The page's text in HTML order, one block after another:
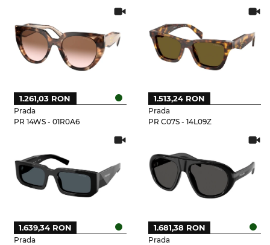
Prada
PR 14WS - 01R0A6
1.261,03 RON
Prada
PR C07S - 14L09Z
1.513,24 RON
Prada
1.639,34 RON
Prada
1.681,38 RON